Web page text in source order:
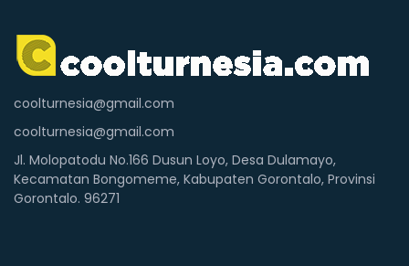
coolturnesia@gmail.com
coolturnesia@gmail.com
Jl. Molopatodu No.166 Dusun Loyo, Desa Dulamayo,
Kecamatan Bongomeme, Kabupaten Gorontalo, Provinsi
Gorontalo. 96271